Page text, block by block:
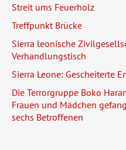
Streit ums Feuerholz
Treffpunkt Brücke
Sierra leonische
Verhandlungstisch
Sierra Leone: Gescheiterte
Die Terrorgruppe Boko
Frauen und Mädchen
sechs Betroffenen